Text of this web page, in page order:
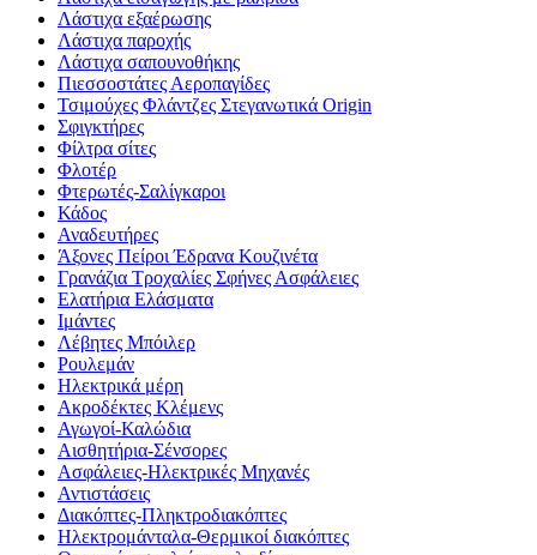
Λάστιχα εξαέρωσης
Λάστιχα παροχής
Λάστιχα σαπουνοθήκης
Πιεσσοστάτες Αεροπαγίδες
Τσιμούχες Φλάντζες Στεγανωτικά Origin
Σφιγκτήρες
Φίλτρα σίτες
Φλοτέρ
Φτερωτές-Σαλίγκαροι
Κάδος
Αναδευτήρες
Άξονες Πείροι Έδρανα Κουζινέτα
Γρανάζια Τροχαλίες Σφήνες Ασφάλειες
Ελατήρια Ελάσματα
Ιμάντες
Λέβητες Μπόιλερ
Ρουλεμάν
Ηλεκτρικά μέρη
Ακροδέκτες Κλέμενς
Αγωγοί-Καλώδια
Αισθητήρια-Σένσορες
Ασφάλειες-Ηλεκτρικές Μηχανές
Αντιστάσεις
Διακόπτες-Πληκτροδιακόπτες
Ηλεκτρομάνταλα-Θερμικοί διακόπτες